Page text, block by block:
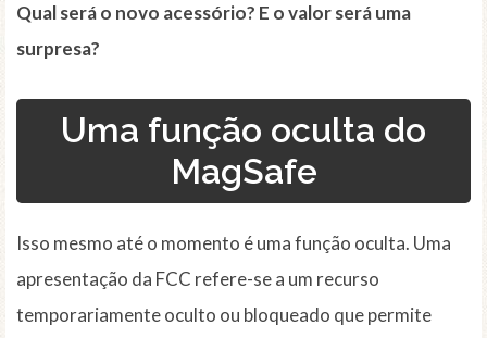
Qual será o novo acessório? E o valor será uma
surpresa?
Uma função oculta do
MagSafe
Isso mesmo até o momento é uma função oculta. Uma
apresentação da FCC refere-se a um recurso
temporariamente oculto ou bloqueado que permite